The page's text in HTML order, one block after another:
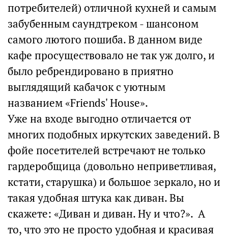
потребителей) отличной кухней и самым
забубенным саундтреком - шансоном
самого лютого пошиба. В данном виде
кафе просуществовало не так уж долго, и
было ребрендировано в приятно
выглядящий кабачок с уютным
названием «Friends' House».
Уже на входе выгодно отличается от
многих подобных иркутских заведений. В
фойе посетителей встречают не только
гардеробщица (довольно неприветливая,
кстати, старушка) и большое зеркало, но и
такая удобная штука как диван. Вы
скажете: «Диван и диван. Ну и что?». А
то, что это не просто удобная и красивая